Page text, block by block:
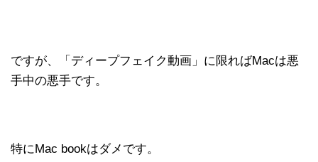
ですが、「ディープフェイク動画」に限ればMacは悪
手中の悪手です。
特にMac bookはダメです。